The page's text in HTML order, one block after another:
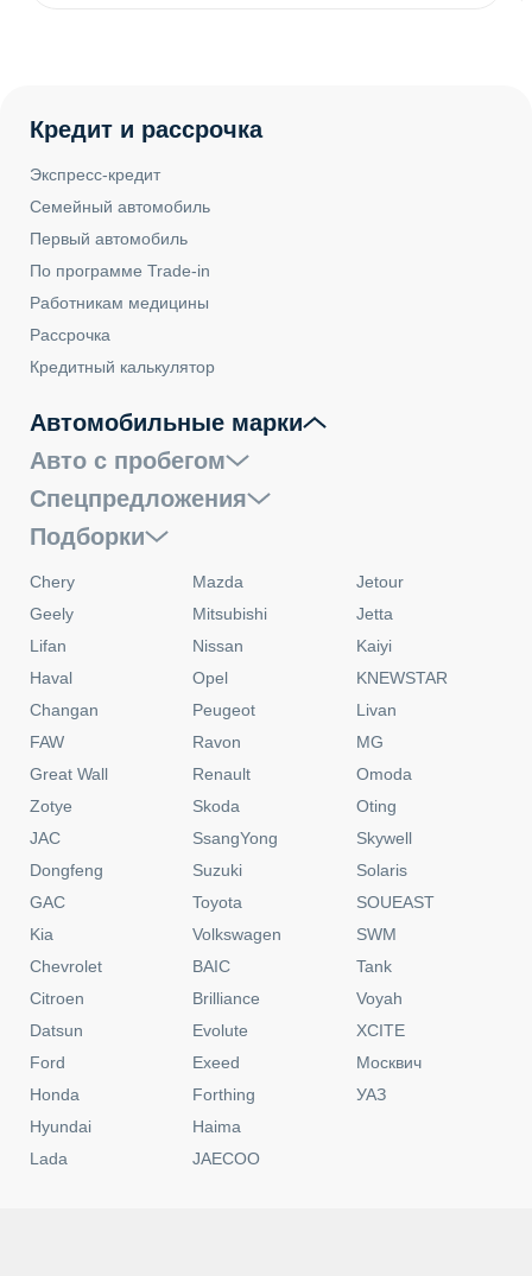
Кредит и рассрочка
Экспресс-кредит
Семейный автомобиль
Первый автомобиль
По программе Trade-in
Работникам медицины
Рассрочка
Кредитный калькулятор
Автомобильные марки
Авто с пробегом
Спецпредложения
Подборки
Chery
Geely
Lifan
Haval
Changan
FAW
Great Wall
Zotye
JAC
Dongfeng
GAC
Kia
Chevrolet
Citroen
Datsun
Ford
Honda
Hyundai
Lada
Mazda
Mitsubishi
Nissan
Opel
Peugeot
Ravon
Renault
Skoda
SsangYong
Suzuki
Toyota
Volkswagen
BAIC
Brilliance
Evolute
Exeed
Forthing
Haima
JAECOO
Jetour
Jetta
Kaiyi
KNEWSTAR
Livan
MG
Omoda
Oting
Skywell
Solaris
SOUEAST
SWM
Tank
Voyah
XCITE
Москвич
УАЗ